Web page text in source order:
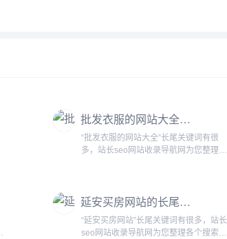
批发衣服的网站大全的长尾关键词有什么
“批发衣服的网站大全”长尾关键词有很
多，站长seo网站收录导航网为您整理各
服网站大全最便宜...
延安买房网站的长尾关键词有哪些
“延安买房网站”长尾关键词有很多，站长
seo网站收录导航网为您整理各个搜索引